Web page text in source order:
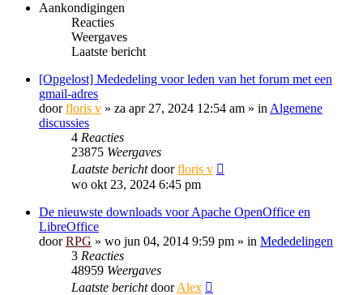
Aankondigingen
Reacties
Weergaves
Laatste bericht
[Opgelost] Mededeling voor leden van het forum met een
gmail-adres
doorfloris v » za apr 27, 2024 12:54 am » in Algemene
discussies
4 Reacties
23875 Weergaves
Laatste berichtdoorfloris v
wo okt 23, 2024 6:45 pm
De nieuwste downloads voor Apache OpenOffice en
LibreOffice
doorRPG » wo jun 04, 2014 9:59 pm » in Mededelingen
3 Reacties
48959 Weergaves
Laatste berichtdoorAlex